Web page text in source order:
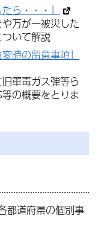
ら・・・」
万が一被災した
いて解説
時の留意事項」
軍毒ガス弾等ら
の概要をとりま
都道府県の個別事